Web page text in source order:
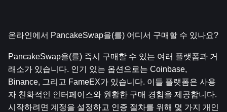
온라인에서 PancakeSwap을(를) 어디서 구매할 수 있나요?
PancakeSwap을(를) 즉시 구매할 수 있는 여러 플랫폼과 거
래소가 있습니다. 인기 있는 옵션으로는 Coinbase,
Binance, 그리고 FameEX가 있습니다. 이들 플랫폼은 사용
자 친화적인 인터페이스와 원활한 구매 경험을 제공합니다.
시작하려면 계정을 설정하고 인증 절차를 위해 몇 가지 개인